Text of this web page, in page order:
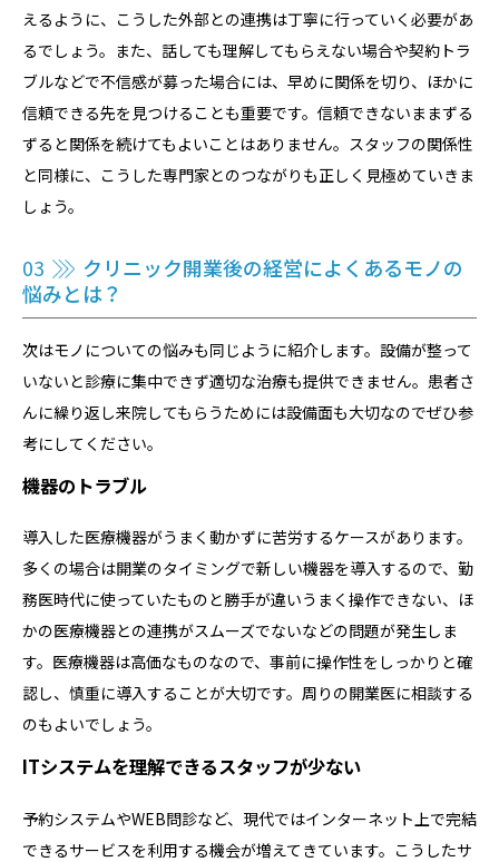
えるように、こうした外部との連携は丁寧に行っていく必要があ
るでしょう。また、話しても理解してもらえない場合や契約トラ
ブルなどで不信感が募った場合には、早めに関係を切り、ほかに
信頼できる先を見つけることも重要です。信頼できないままずる
ずると関係を続けてもよいことはありません。スタッフの関係性
と同様に、こうした専門家とのつながりも正しく見極めていきま
しょう。
03
クリニック開業後の経営によくあるモノの
悩みとは？
次はモノについての悩みも同じように紹介します。設備が整って
いないと診療に集中できず適切な治療も提供できません。患者さ
んに繰り返し来院してもらうためには設備面も大切なのでぜひ参
考にしてください。
機器のトラブル
導入した医療機器がうまく動かずに苦労するケースがあります。
多くの場合は開業のタイミングで新しい機器を導入するので、勤
務医時代に使っていたものと勝手が違いうまく操作できない、ほ
かの医療機器との連携がスムーズでないなどの問題が発生しま
す。医療機器は高価なものなので、事前に操作性をしっかりと確
認し、慎重に導入することが大切です。周りの開業医に相談する
のもよいでしょう。
ITシステムを理解できるスタッフが少ない
予約システムやWEB問診など、現代ではインターネット上で完結
できるサービスを利用する機会が増えてきています。こうしたサ